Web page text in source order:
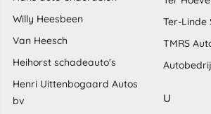
Willy Heesbeen
Van Heesch
Heihorst schadeauto's
Henri Uittenbogaard Autos
bv
Ter-Linde
TMRS
U